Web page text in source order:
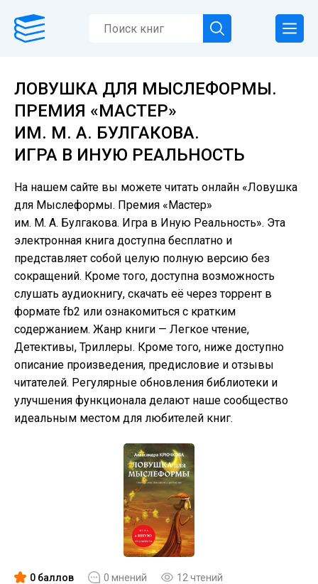
ЛОВУШКА ДЛЯ МЫСЛЕФОРМЫ.
ПРЕМИЯ «МАСТЕР»
ИМ. М. А. БУЛГАКОВА.
ИГРА В ИНУЮ РЕАЛЬНОСТЬ
На нашем сайте вы можете читать онлайн «Ловушка
для Мыслеформы. Премия «Мастер»
им. М. А. Булгакова. Игра в Иную Реальность». Эта
электронная книга доступна бесплатно и
представляет собой целую полную версию без
сокращений. Кроме того, доступна возможность
слушать аудиокнигу, скачать её через торрент в
формате fb2 или ознакомиться с кратким
содержанием. Жанр книги — Легкое чтение,
Детективы, Триллеры. Кроме того, ниже доступно
описание произведения, предисловие и отзывы
читателей. Регулярные обновления библиотеки и
улучшения функционала делают наше сообщество
идеальным местом для любителей книг.
0 баллов 0 мнений 12 чтений